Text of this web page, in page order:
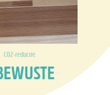
CO2-reductie